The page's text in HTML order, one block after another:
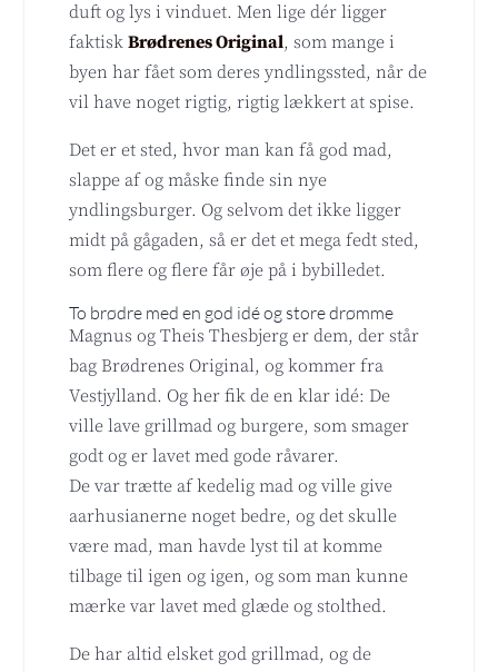
duft og lys i vinduet. Men lige dér ligger
faktiskBrødrenes Original, som mange i
byen har fået som deres yndlingssted, når de
vil have noget rigtig, rigtig lækkert at spise.
Det er et sted, hvor man kan få god mad,
slappe af og måske finde sin nye
yndlingsburger. Og selvom det ikke ligger
midt på gågaden, så er det et mega fedt sted,
som flere og flere får øje på i bybilledet.
To brødre med en god idé og store drømme
Magnus og Theis Thesbjerg er dem, der står
bag Brødrenes Original, og kommer fra
Vestjylland. Og her fik de en klar idé: De
ville lave grillmad og burgere, som smager
godt og er lavet med gode råvarer.
De var trætte af kedelig mad og ville give
aarhusianerne noget bedre, og det skulle
være mad, man havde lyst til at komme
tilbage til igen og igen, og som man kunne
mærke var lavet med glæde og stolthed.
De har altid elsket god grillmad, og de